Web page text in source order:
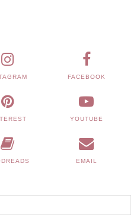
FACEBOOK
YOUTUBE
EMAIL